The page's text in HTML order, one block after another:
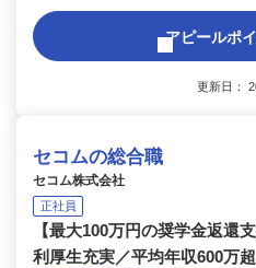
アピールポ
更新日：
セコムの総合職
セコム株式会社
正社員
【最大100万円の奨学金返還
利厚生充実／平均年収600万